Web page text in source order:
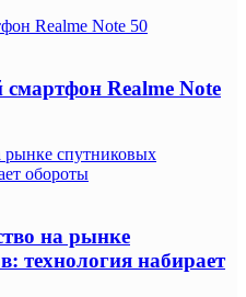
Realme Note 50
Realme Note
рынке спутниковых
обороты
на рынке
технология набирает